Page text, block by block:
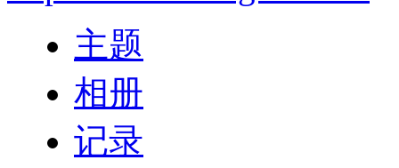
主题
相册
记录